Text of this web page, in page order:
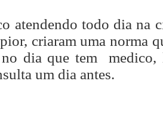
atendendo todo dia na
criaram uma norma
no dia que tem medico,
um dia antes.